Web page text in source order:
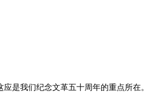
是我们纪念文革五十周年的重点所在。